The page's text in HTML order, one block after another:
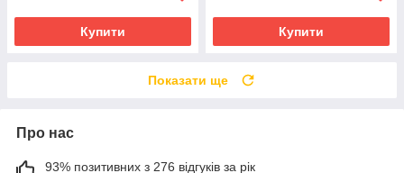
Купити Купити
Показати ще
Про нас
93% позитивних з 276 відгуків за рік